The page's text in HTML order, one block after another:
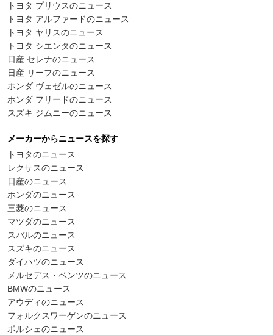
トヨタ プリウスのニュース
トヨタ アルファードのニュース
トヨタ ヤリスのニュース
トヨタ シエンタのニュース
日産 セレナのニュース
日産 リーフのニュース
ホンダ ヴェゼルのニュース
ホンダ フリードのニュース
スズキ ジムニーのニュース
メーカーからニュースを探す
トヨタのニュース
レクサスのニュース
日産のニュース
ホンダのニュース
三菱のニュース
マツダのニュース
スバルのニュース
スズキのニュース
ダイハツのニュース
メルセデス・ベンツのニュース
BMWのニュース
アウディのニュース
フォルクスワーゲンのニュース
ポルシェのニュース